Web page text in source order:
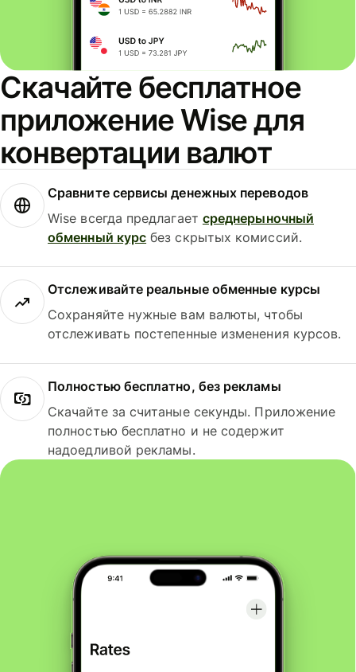
Скачайте бесплатное
приложение Wise для
конвертации валют
Сравните сервисы денежных переводов
Wise всегда предлагает среднерыночный
обменный курс без скрытых комиссий.
Отслеживайте реальные обменные курсы
Сохраняйте нужные вам валюты, чтобы
отслеживать постепенные изменения курсов.
Полностью бесплатно, без рекламы
Скачайте за считаные секунды. Приложение
полностью бесплатно и не содержит
надоедливой рекламы.